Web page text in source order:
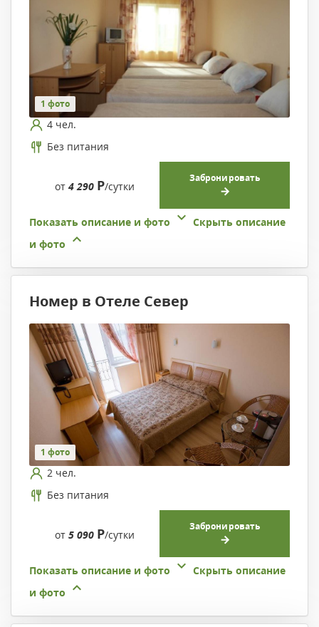
1 фото
4 чел.
Без питания
от 4 290 Р/сутки
Забронировать
Показать описание и фото
Скрыть описание
и фото
Номер в Отеле Север
1 фото
2 чел.
Без питания
от 5 090 Р/сутки
Забронировать
Показать описание и фото
Скрыть описание
и фото